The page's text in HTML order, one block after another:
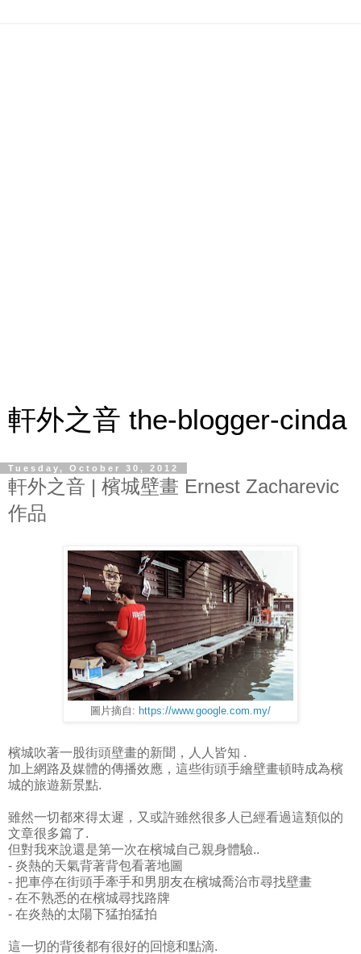
軒外之音 the-blogger-cinda
Tuesday, October 30, 2012
軒外之音 | 檳城壁畫 Ernest Zacharevic
作品
圖片摘自: https://www.google.com.my/
檳城吹著一股街頭壁畫的新聞，人人皆知 .
加上網路及媒體的傳播效應，這些街頭手繪壁畫頓時成為檳
城的旅遊新景點.
雖然一切都來得太遲，又或許雖然很多人已經看過這類似的
文章很多篇了.
但對我來說還是第一次在檳城自己親身體驗..
- 炎熱的天氣背著背包看著地圖
- 把車停在街頭手牽手和男朋友在檳城喬治市尋找壁畫
- 在不熟悉的在檳城尋找路牌
- 在炎熱的太陽下猛拍猛拍
這一切的背後都有很好的回憶和點滴.